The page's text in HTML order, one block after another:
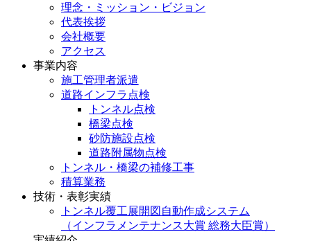
理念・ミッション・ビジョン
代表挨拶
会社概要
アクセス
事業内容
施工管理者派遣
道路インフラ点検
トンネル点検
橋梁点検
砂防施設点検
道路附属物点検
トンネル・橋梁の補修工事
積算業務
技術・表彰実績
トンネル覆工展開図自動作成システム
（インフラメンテナンス大賞 総務大臣賞）